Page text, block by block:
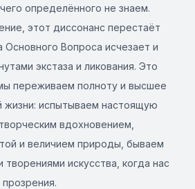
определённого не знаем.
этот диссонанс перестаёт
Вопроса исчезает и
экстаза и ликования. Это
переживаем полноту и высшее
жизни: испытываем настоящую
вдохновением,
и величием природы, бываем
искусства, когда нас